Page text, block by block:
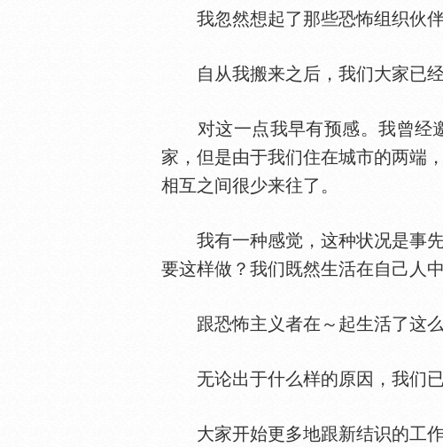
我忽然想起了那些恐怖组织伙伴
自从我搬来之后，我们大家已经
对这一点我早有预感。我曾经邀
家，但是由于我们住在城市的两端
相互之间很少来往了。
我有一种感觉，这种状况是事先
要这样做？我们既然生活在自己人
跟恐怖主义者在～起生活了这么
无论出于什么样的原因，我们已
大家开始更多地跟新结识的工作